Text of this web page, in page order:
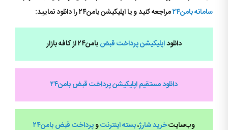
سامانه بامن۲۴
مراجعه کنید و یا اپلیکیشن بامن۲۴ را دانلود نمایید:
دانلوداپلیکیشن پرداخت قبضبامن۲۴ از کافه بازار
دانلود مستقیم اپلیکیشن پرداخت قبض بامن۲۴
وب‌سایتخرید شارژ،بسته اینترنتوپرداخت قبضبامن۲۴